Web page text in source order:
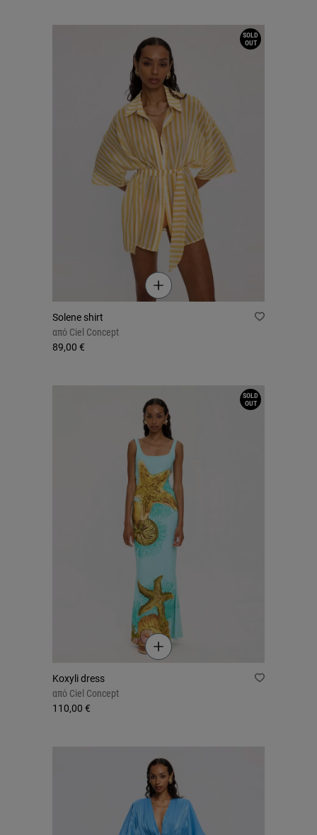
Solene shirt
από Ciel Concept
89,00 €
SOLD
OUT
Koxyli dress
από Ciel Concept
110,00 €
SOLD
OUT